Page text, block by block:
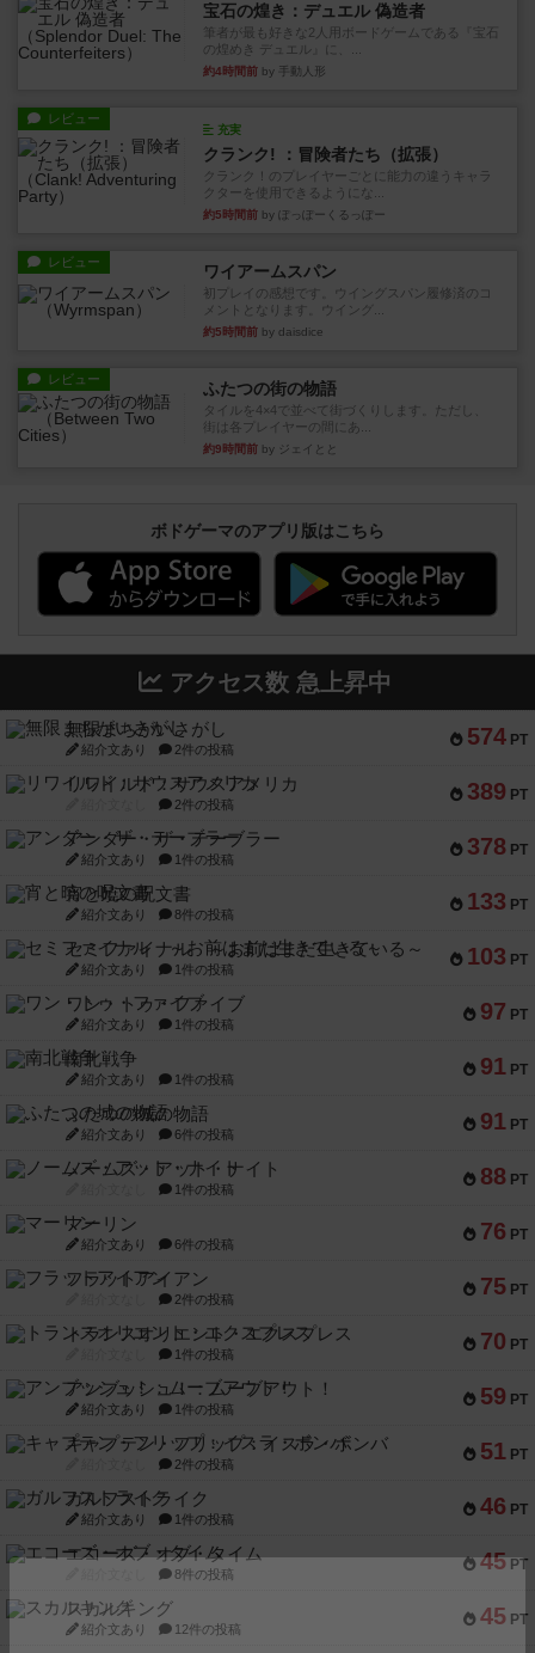
宝石の煌き：デュエル 偽造者
筆者が最も好きな2人用ボードゲームである『宝石
の煌めき デュエル』に、...
約4時間前 by 手動人形
レビュー
充実
クランク! ：冒険者たち（拡張）
クランク！のプレイヤーごとに能力の違うキャラ
クターを使用できるようにな...
約5時間前 by ぽっぽーくるっぽー
レビュー ワイアームスパン
初プレイの感想です。ウイングスパン履修済のコ
メントとなります。ウイング...
約5時間前 by daisdice
レビュー ふたつの街の物語
タイルを4×4で並べて街づくりします。ただし、
街は各プレイヤーの間にあ...
約9時間前 by ジェイとと
ボドゲーマのアプリ版はこちら
アクセス数 急上昇中
574 PT
無限まちがいさがし
紹介文あり 2件の投稿
389 PT
リワイルド：サウスアメリカ
2件の投稿
378 PT
アンダー・ザ・テーブラー
紹介文あり 1件の投稿
133 PT
宵と暁の呪文書
紹介文あり 8件の投稿
103 PT
セミファイナル ～お前はまだ生きている～
紹介文あり 1件の投稿
97 PT
ワン・トゥ・ファイブ
紹介文あり 1件の投稿
91 PT
南北戦争
紹介文あり 1件の投稿
91 PT
ふたつの城の物語
紹介文あり 6件の投稿
88 PT
ノームズ・アット・ナイト
1件の投稿
76 PT
マーリン
紹介文あり 6件の投稿
75 PT
フラットアイアン
2件の投稿
70 PT
トランスオリエント・エクスプレス
1件の投稿
59 PT
アンブッシュ！：ムーブアウト！
紹介文あり 1件の投稿
51 PT
キャプテン・フリップ：イスラ・ボンバ
2件の投稿
46 PT
ガルフストライク
紹介文あり 1件の投稿
45 PT
エコーズ・オブ・タイム
8件の投稿
45 PT
スカルキング
紹介文あり 12件の投稿